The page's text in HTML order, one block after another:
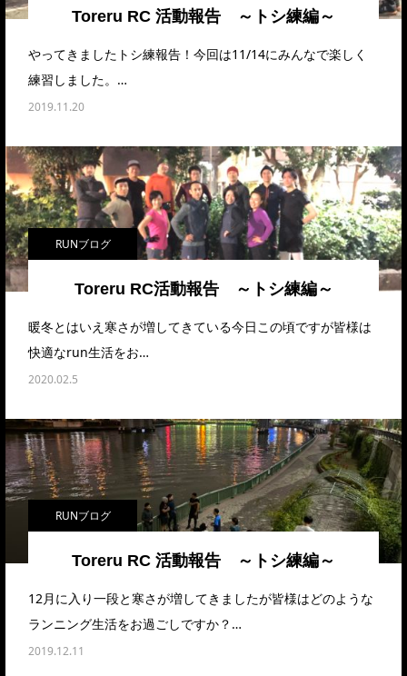
Toreru RC 活動報告 ～トシ練編～
やってきましたトシ練報告！今回は11/14にみんなで楽しく
練習しました。…
2019.11.20
RUNブログ
Toreru RC活動報告 ～トシ練編～
暖冬とはいえ寒さが増してきている今日この頃ですが皆様は
快適なrun生活をお…
2020.02.5
RUNブログ
Toreru RC 活動報告 ～トシ練編～
12月に入り一段と寒さが増してきましたが皆様はどのような
ランニング生活をお過ごしですか？…
2019.12.11